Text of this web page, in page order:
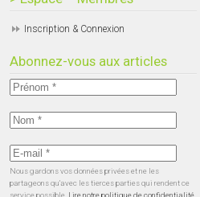
Inscription & Connexion
Abonnez-vous aux articles
Nous gardons vos données privées et ne les
partageons qu’avec les tierces parties qui rendent ce
service possible. Lire notre politique de confidentialité.